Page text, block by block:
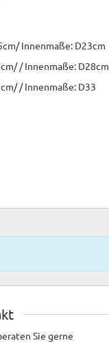
Innenmaße: D23cm
/ Innenmaße: D28cm
/ Innenmaße: D33
Sie gerne